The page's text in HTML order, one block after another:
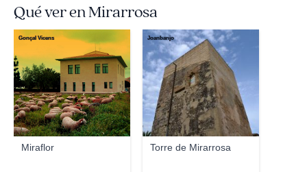
Qué ver en Mirarrosa
Miraflor
Gonçal Vicens
Torre de Mirarrosa
Joanbanjo